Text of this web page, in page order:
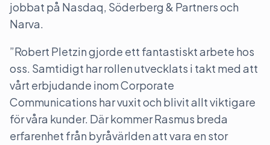
jobbat på Nasdaq, Söderberg & Partners och
Narva.
”Robert Pletzin gjorde ett fantastiskt arbete hos
oss. Samtidigt har rollen utvecklats i takt med att
vårt erbjudande inom Corporate
Communications har vuxit och blivit allt viktigare
för våra kunder. Där kommer Rasmus breda
erfarenhet från byråvärlden att vara en stor